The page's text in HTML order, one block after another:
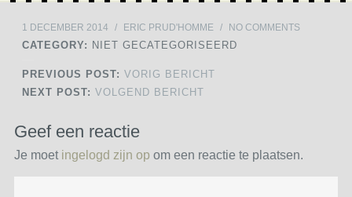
1 DECEMBER 2014 / ERIC PRUD'HOMME / NO COMMENTS
CATEGORY: NIET GECATEGORISEERD
PREVIOUS POST: VORIG BERICHT
NEXT POST: VOLGEND BERICHT
Geef een reactie
Je moet ingelogd zijn op om een reactie te plaatsen.